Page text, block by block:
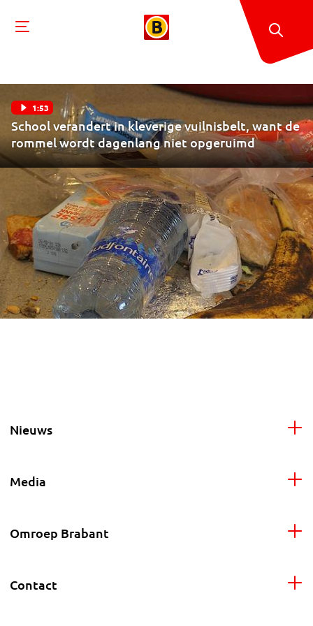
1:53
School verandert in kleverige vuilnisbelt, want de
rommel wordt dagenlang niet opgeruimd
Nieuws
Media
Omroep Brabant
Contact